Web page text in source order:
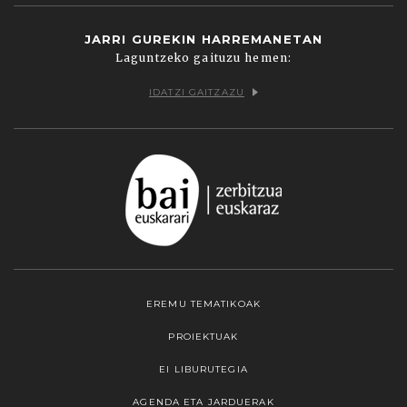
JARRI GUREKIN HARREMANETAN
Laguntzeko gaituzu hemen:
IDATZI GAITZAZU
EREMU TEMATIKOAK
PROIEKTUAK
EI LIBURUTEGIA
AGENDA ETA JARDUERAK